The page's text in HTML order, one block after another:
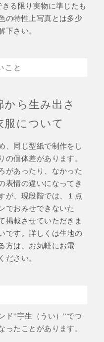
る限り実物に準じたも
の特性上写真とは多少
さい。
こと
ら生み出さ
服について
、同じ型紙で制作をし
個体差があります。
があったり、なかった
表情の違いになってき
が、現段階では、１点
でおみせできないた
掲載させていただきま
です。詳しくは生地の
方は、お気軽にお電
さい。
ド”宇生（うい）”でつ
たことがあります。